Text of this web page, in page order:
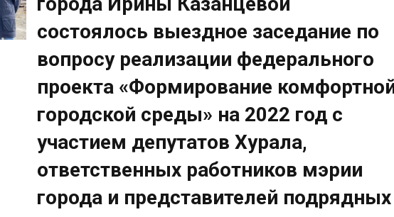
состоялось выездное заседание по
вопросу реализации федерального
проекта «Формирование
городской среды» на 2022 год с
участием депутатов Хурала,
ответственных работников мэрии
города и представителей подрядных